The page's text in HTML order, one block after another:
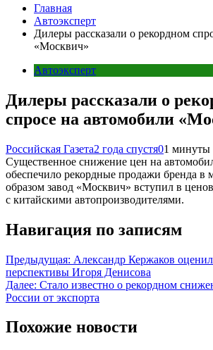
Главная
Автоэксперт
Дилеры рассказали о рекордном
«Москвич»
Автоэксперт
Дилеры рассказали о
спросе на автомобили
Российская Газета2 года спустя01 минуты
Существенное снижение цен на
обеспечило рекордные продажи бренда в
образом завод «Москвич» вступил в
с китайскими автопроизводителями.
Навигация по записям
Предыдущая: Александр Кержаков
перспективы Игоря Денисова
Далее: Стало известно о рекордном
России от экспорта
Похожие новости